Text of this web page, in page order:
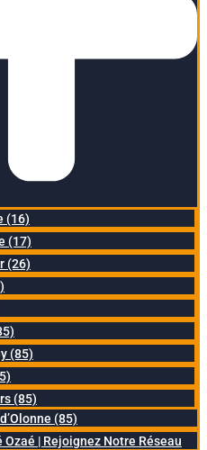
(16)
(17)
(26)
(85)
(85)
(85)
Ozaé | Rejoignez Notre Réseau